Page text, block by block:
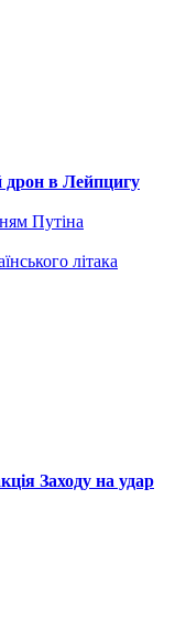
дрон в Лейпцигу
Путіна
літака
Заходу на удар